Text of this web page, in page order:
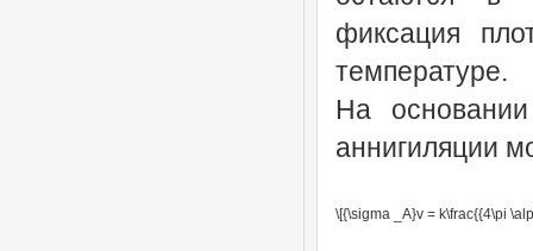
фиксация
температуре.
На
аннигиляции
\[{\sigma _A}v = k\frac{{4\pi